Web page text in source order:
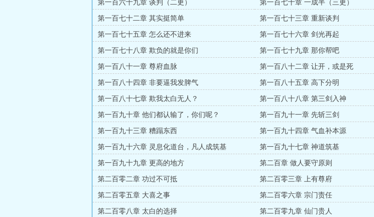
第一百六十九章 谈判（二更） 第一百七十章 一成半（三更）
第一百七十二章 其实挺简单 第一百七十三章 重新谈判
第一百七十五章 怎么还不进来 第一百七十六章 剑光再起
第一百七十八章 欺负的就是你们 第一百七十九章 那你帮吧
第一百八十一章 尊府血脉 第一百八十二章 让开，或是死
第一百八十四章 非要逼我发脾气 第一百八十五章 高下分明
第一百八十七章 欺我太白无人？ 第一百八十八章 第三剑入神
第一百九十章 他们都认输了，你们呢？ 第一百九十一章 先斩三剑
第一百九十三章 糟蹋东西 第一百九十四章 气血补本源
第一百九十六章 灵息化道台，凡人成筑基 第一百九十七章 神道筑基
第一百九十九章 更高的地方 第二百章 做人要守原则
第二百零二章 功过不可抵 第二百零三章 上有尊府
第二百零五章 大喜之事 第二百零六章 宗门责任
第二百零八章 太白的选择 第二百零九章 仙门贵人